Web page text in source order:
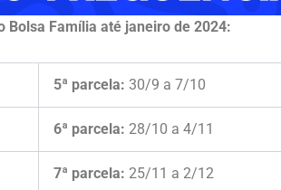
Bolsa Família até janeiro de 2024:
5ª parcela: 30/9 a 7/10
6ª parcela: 28/10 a 4/11
7ª parcela: 25/11 a 2/12